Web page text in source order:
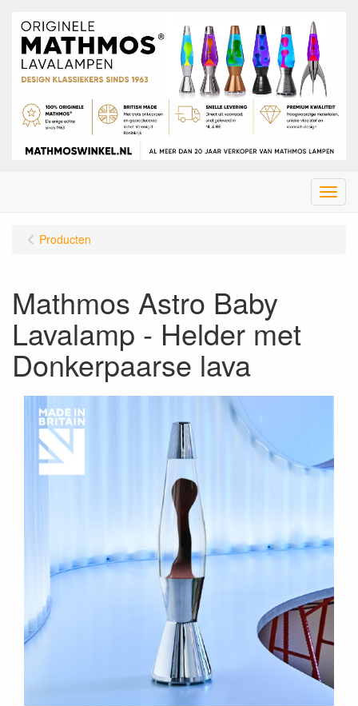
Menu
Producten
Mathmos Astro Baby
Lavalamp - Helder met
Donkerpaarse lava